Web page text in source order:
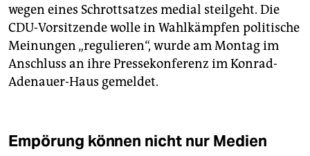
wegen eines Schrottsatzes medial steilgeht. Die
CDU-Vorsitzende wolle in Wahlkämpfen politische
Meinungen „regulieren“, wurde am Montag im
Anschluss an ihre Pressekonferenz im Konrad-
Adenauer-Haus gemeldet.
Empörung können nicht nur Medien